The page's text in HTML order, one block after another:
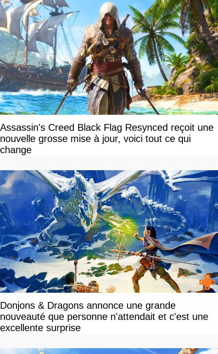
Assassin's Creed Black Flag Resynced reçoit une
nouvelle grosse mise à jour, voici tout ce qui
change
Donjons & Dragons annonce une grande
nouveauté que personne n'attendait et c'est une
excellente surprise